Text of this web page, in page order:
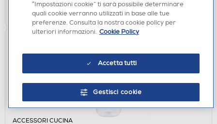
CERCA NEGOZIO
ACCESSORI CUCINA
“Impostazioni cookie” ti sarà possibile determinare
quali cookie verranno utilizzati in base alle tue
preferenze. Consulta la nostra cookie policy per
ulteriori informazioni. Cookie Policy
Accetta tutti
Gestisci cookie